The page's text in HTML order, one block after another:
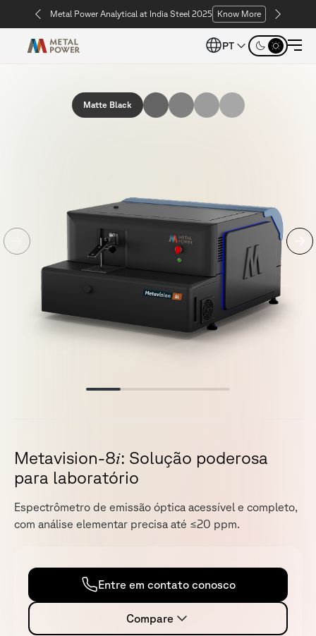
Metal Power Analytical at India Steel 2025 Know More
PT
Metavision-8i: Solução poderosa
para laboratório
Espectrômetro de emissão óptica acessível e completo,
com análise elementar precisa até ≤20 ppm.
Entre em contato conosco
Compare
Matte Black